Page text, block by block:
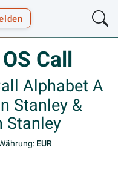
Call
Alphabet A
Stanley &
Stanley
EUR